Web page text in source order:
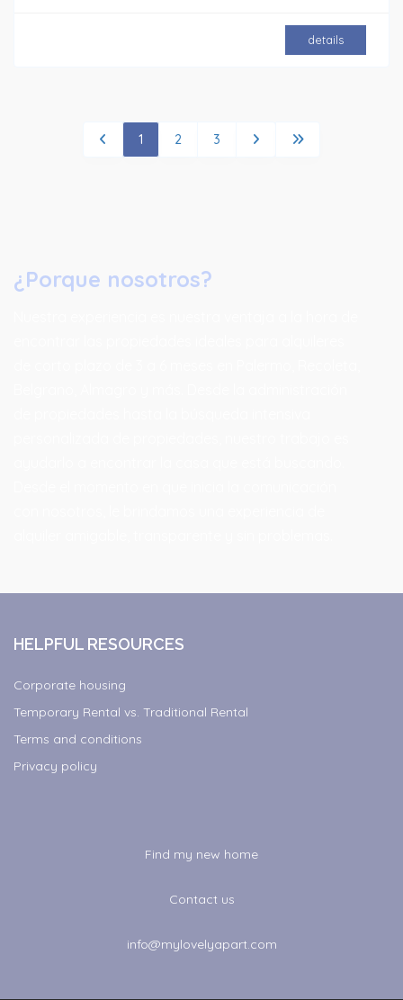
details
1 2 3
¿Porque nosotros?
HELPFUL RESOURCES
Corporate housing
Temporary Rental vs. Traditional Rental
Terms and conditions
Privacy policy
Find my new home
Contact us
info@mylovelyapart.com